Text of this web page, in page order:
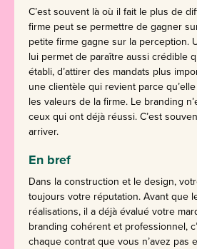
C’est souvent là où il fait le plus de
firme peut se permettre de gagner
petite firme gagne sur la perception.
lui permet de paraître aussi crédible
établi, d’attirer des mandats plus
une clientèle qui revient parce
les valeurs de la firme. Le branding
ceux qui ont déjà réussi. C’est
arriver.
En bref
Dans la construction et le design,
toujours votre réputation. Avant que
réalisations, il a déjà évalué votre
branding cohérent et professionnel,
chaque contrat que vous n’avez pas